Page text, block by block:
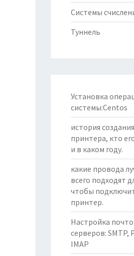
Системы
Туннель
Установка
системы:Centos
история создания
принтера, кто
и в каком году.
какие провода
всего подходят
чтобы
принтер.
Настройка
серверов: SMTP,
IMAP